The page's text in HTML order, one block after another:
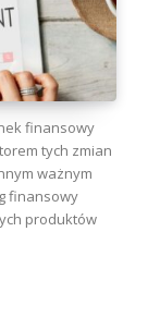
finansowy
tych zmian
ważnym
finansowy
produktów